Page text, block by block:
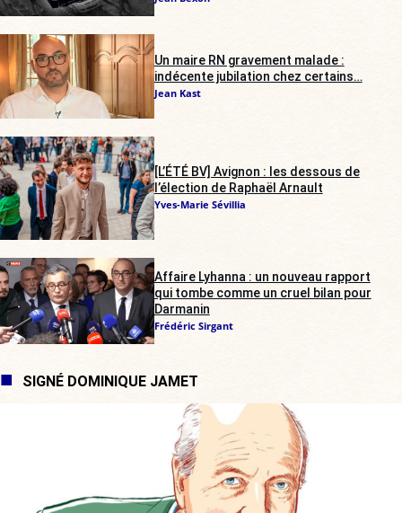
Un maire RN gravement malade :
indécente jubilation chez certains…
Jean Kast
[L’ÉTÉ BV] Avignon : les dessous de
l’élection de Raphaël Arnault
Yves-Marie Sévillia
Affaire Lyhanna : un nouveau rapport
qui tombe comme un cruel bilan pour
Darmanin
Frédéric Sirgant
SIGNÉ DOMINIQUE JAMET